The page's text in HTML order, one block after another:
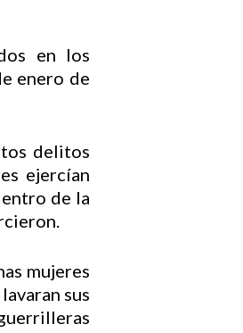
en los
enero de
delitos
ejercían
de la
mujeres
sus